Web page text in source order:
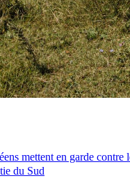
mettent en garde contre
du Sud